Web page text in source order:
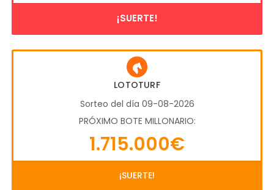
¡SUERTE!
LOTOTURF
Sorteo del día 09-08-2026
PRÓXIMO BOTE MILLONARIO:
1.715.000€
¡SUERTE!